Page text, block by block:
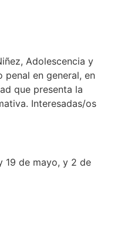
Adolescencia y
penal en general, en
que presenta la
Interesadas/os
19 de mayo, y 2 de